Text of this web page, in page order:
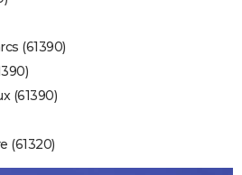
(61390)
(61390)
(61320)